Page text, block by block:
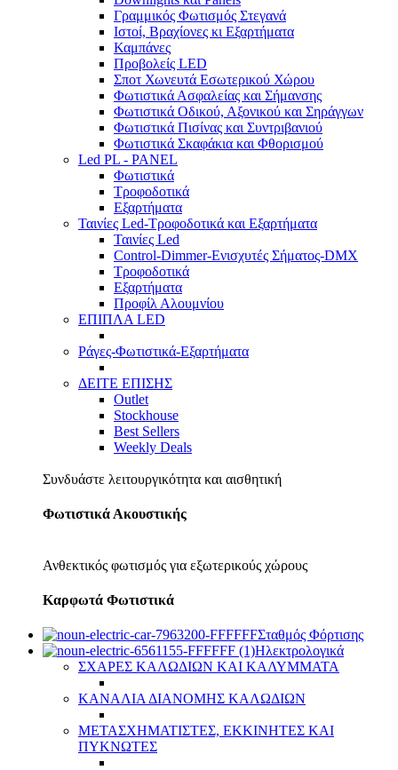
Γραμμικός Φωτισμός Στεγανά
Ιστοί, Βραχίονες κι Εξαρτήματα
Καμπάνες
Προβολείς LED
Σποτ Χωνευτά Εσωτερικού Χώρου
Φωτιστικά Ασφαλείας και Σήμανσης
Φωτιστικά Οδικού, Αξονικού και Σηράγγων
Φωτιστικά Πισίνας και Συντριβανιού
Φωτιστικά Σκαφάκια και Φθορισμού
Led PL - PANEL
Φωτιστικά
Τροφοδοτικά
Εξαρτήματα
Ταινίες Led-Τροφοδοτικά και Εξαρτήματα
Ταινίες Led
Control-Dimmer-Ενισχυτές Σήματος-DMX
Τροφοδοτικά
Εξαρτήματα
Προφίλ Αλουμνίου
ΕΠΙΠΛΑ LED
Ράγες-Φωτιστικά-Εξαρτήματα
ΔΕΙΤΕ ΕΠΙΣΗΣ
Outlet
Stockhouse
Best Sellers
Weekly Deals
Συνδυάστε λειτουργικότητα και αισθητική
Φωτιστικά Ακουστικής
Ανθεκτικός φωτισμός για εξωτερικούς χώρους
Καρφωτά Φωτιστικά
Σταθμός Φόρτισης
Ηλεκτρολογικά
ΣΧΑΡΕΣ ΚΑΛΩΔΙΩΝ ΚΑΙ ΚΑΛΥΜΜΑΤΑ
ΚΑΝΑΛΙΑ ΔΙΑΝΟΜΗΣ ΚΑΛΩΔΙΩΝ
ΜΕΤΑΣΧΗΜΑΤΙΣΤΕΣ, ΕΚΚΙΝΗΤΕΣ ΚΑΙ
ΠΥΚΝΩΤΕΣ